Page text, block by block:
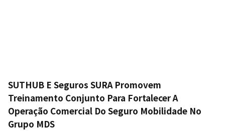
SUTHUB E Seguros SURA Promovem
Treinamento Conjunto Para Fortalecer A
Operação Comercial Do Seguro Mobilidade No
Grupo MDS